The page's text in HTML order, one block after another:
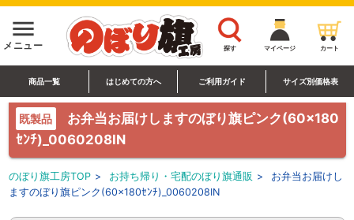
menu
メニュー 探す マイページ カート
商品一覧 はじめての方へ ご利用ガイド サイズ別価格表
既製品
お弁当お届けしますのぼり旗ピンク(60×180
ｾﾝﾁ)_0060208IN
のぼり旗工房TOP > お持ち帰り・宅配のぼり旗通販 >
お弁当お届けし
ますのぼり旗ピンク(60×180ｾﾝﾁ)_0060208IN